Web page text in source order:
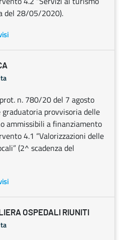
del 28/05/2020).
n. 780/20 del 7 agosto
provvisoria delle
ammissibili a finanziamento
4.1 “Valorizzazioni delle
(2^ scadenza del
OSPEDALI RIUNITI